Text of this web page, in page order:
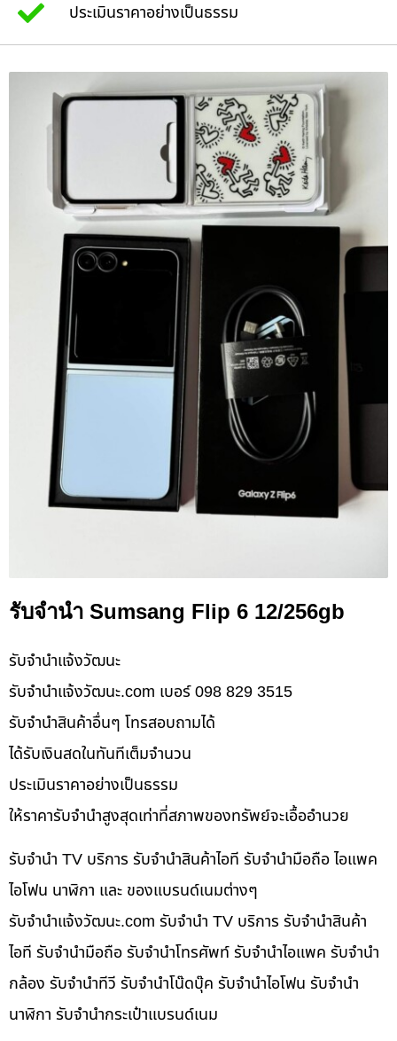
ประเมินราคาอย่างเป็นธรรม
รับจำนำ Sumsang Flip 6 12/256gb
รับจํานําแจ้งวัฒนะ
รับจํานําแจ้งวัฒนะ.com เบอร์ 098 829 3515
รับจำนำสินค้าอื่นๆ โทรสอบถามได้
ได้รับเงินสดในทันทีเต็มจำนวน
ประเมินราคาอย่างเป็นธรรม
ให้ราคารับจำนำสูงสุดเท่าที่สภาพของทรัพย์จะเอื้ออำนวย
รับจำนำ TV บริการ รับจำนำสินค้าไอที รับจำนำมือถือ ไอแพค
ไอโฟน นาฬิกา และ ของแบรนด์เนมต่างๆ
รับจํานําแจ้งวัฒนะ.com รับจำนำ TV บริการ รับจำนำสินค้า
ไอที รับจำนำมือถือ รับจำนำโทรศัพท์ รับจำนำไอแพค รับจำนำ
กล้อง รับจำนำทีวี รับจำนำโน๊ดบุ๊ค รับจำนำไอโฟน รับจำนำ
นาฬิกา รับจำนำกระเป๋าแบรนด์เนม